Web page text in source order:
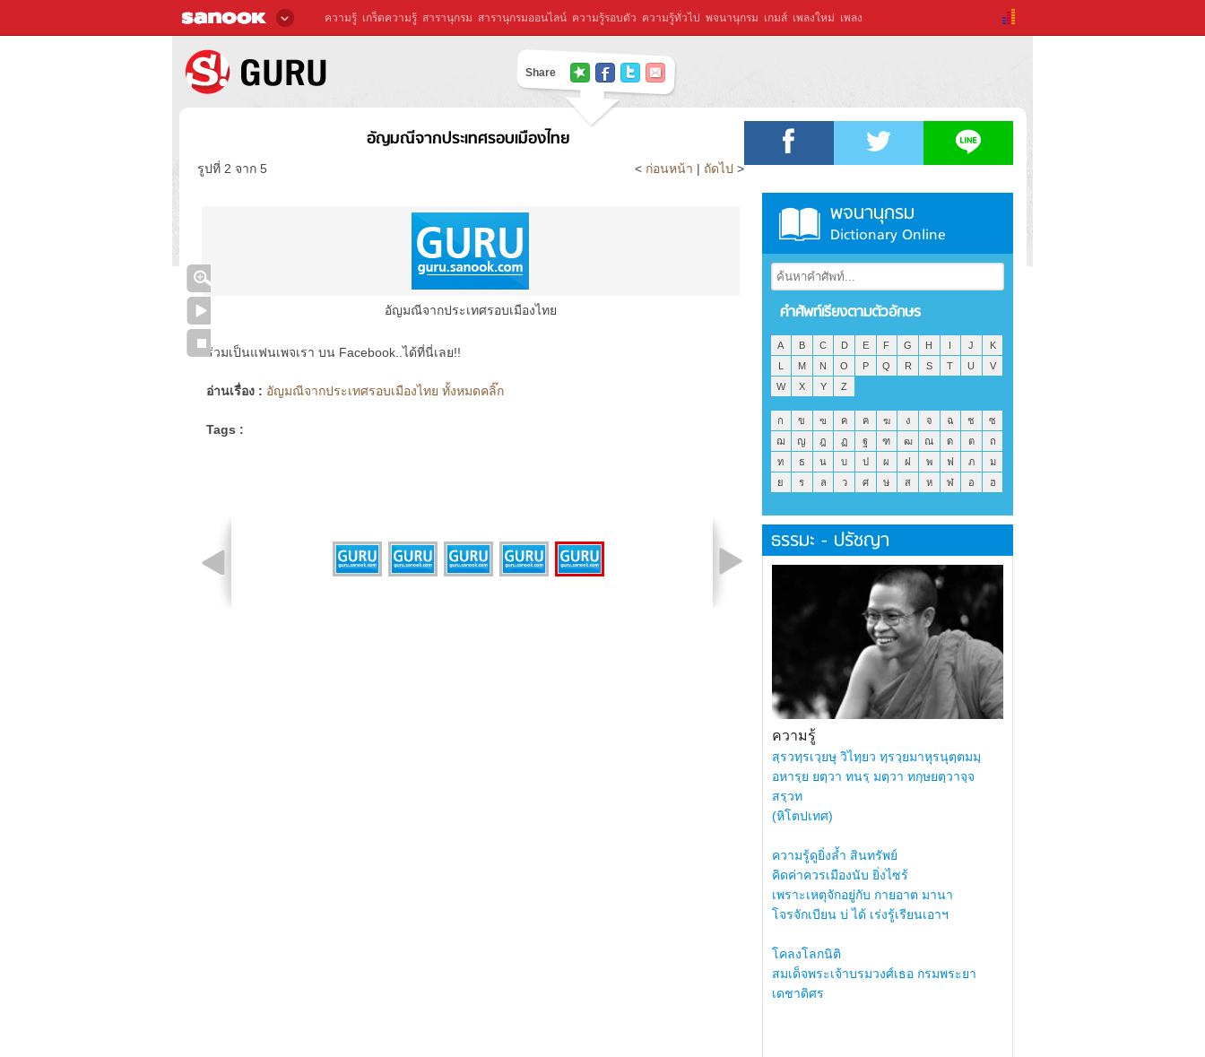
ความรู้ เกร็ดความรู้ สารานุกรม สารานุกรมออนไลน์ ความรู้รอบตัว ความรู้ทั่วไป พจนานุกรม เกมส์ เพลงใหม่ เพลง
Share
อัญมณีจากประเทศรอบเมืองไทย
รูปที่ 2 จาก 5 < ก่อนหน้า | ถัดไป >
อัญมณีจากประเทศรอบเมืองไทย
ร่วมเป็นแฟนเพจเรา บน Facebook..ได้ที่นี่เลย!!
อ่านเรื่อง : อัญมณีจากประเทศรอบเมืองไทย ทั้งหมดคลิ๊ก
Tags :
พจนานุกรม
Dictionary Online
คำศัพท์เรียงตามตัวอักษร
A B C D E F G H I J
K
L
M N O P Q R S T U
V
W
X Y Z
ก ข ฃ ค ฅ ฆ ง จ ฉ ช
ซ
ฌ
ญ ฎ ฏ ฐ ฑ ฒ ณ ด ต
ถ
ท
ธ น บ ป ผ ฝ พ ฟ ภ
ม
ย
ร ล ว ศ ษ ส ห ฬ อ ฮ
ธรรมะ - ปรัชญา
ความรู้
สฺรวทฺรเวฺยษุ วิไทฺยว ทฺรวฺยมาหุรนุตฺตมมฺ
อหารฺย ยตฺวา ทนรฺ มตฺวา ทกฺษยตฺวาจฺจ
สรฺวท
(หิโตปเทศ)
ความรู้ดูยิ่งล้ำ สินทรัพย์
คิดค่าควรเมืองนับ ยิ่งไซร้
เพราะเหตุจักอยู่กับ กายอาต มานา
โจรจักเบียน บ่ ได้ เร่งรู้เรียนเอาฯ
โคลงโลกนิติ
สมเด็จพระเจ้าบรมวงศ์เธอ กรมพระยา
เดชาดิศร